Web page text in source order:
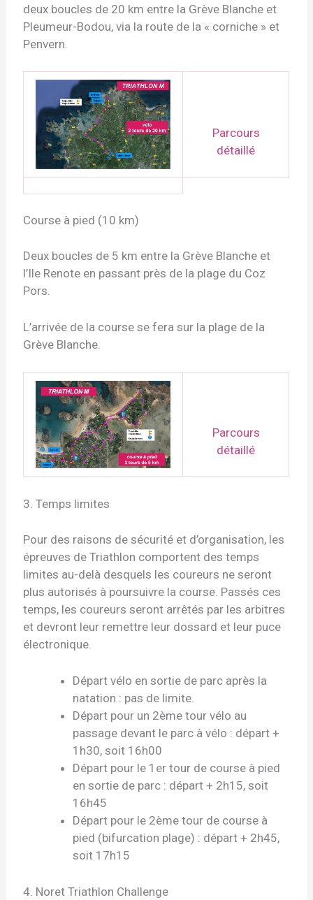
deux boucles de 20 km entre la Grève Blanche et
Pleumeur-Bodou, via la route de la « corniche » et
Penvern.
Parcours
détaillé
Course à pied (10 km)
Deux boucles de 5 km entre la Grève Blanche et
l’Ile Renote en passant près de la plage du Coz
Pors.
L’arrivée de la course se fera sur la plage de la
Grève Blanche.
Parcours
détaillé
3. Temps limites
Pour des raisons de sécurité et d’organisation, les
épreuves de Triathlon comportent des temps
limites au-delà desquels les coureurs ne seront
plus autorisés à poursuivre la course. Passés ces
temps, les coureurs seront arrêtés par les arbitres
et devront leur remettre leur dossard et leur puce
électronique.
Départ vélo en sortie de parc après la
natation : pas de limite.
Départ pour un 2ème tour vélo au
passage devant le parc à vélo : départ +
1h30, soit 16h00
Départ pour le 1er tour de course à pied
en sortie de parc : départ + 2h15, soit
16h45
Départ pour le 2ème tour de course à
pied (bifurcation plage) : départ + 2h45,
soit 17h15
4. Noret Triathlon Challenge